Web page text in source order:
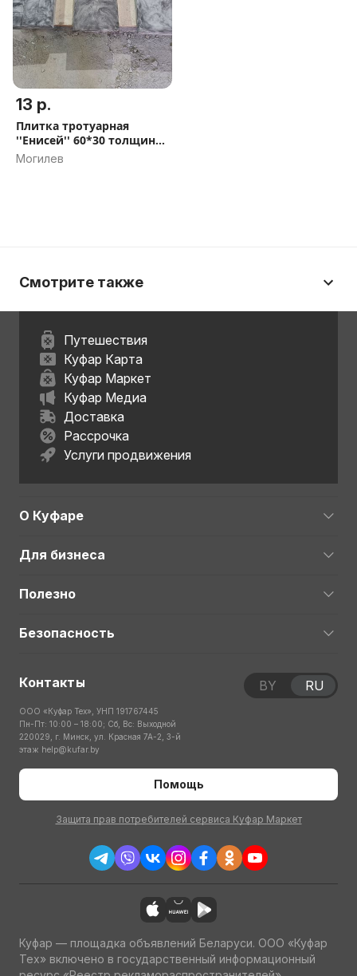
13 р.
Плитка тротуарная
''Енисей'' 60*30 толщина
6см
Могилев
Смотрите также
Путешествия
Куфар Карта
Куфар Маркет
Куфар Медиа
Доставка
Рассрочка
Услуги продвижения
О Куфаре
Для бизнеса
Полезно
Безопасность
Контакты
ООО «Куфар Тех», УНП 191767445
Пн-Пт: 10:00 – 18:00; Сб, Вс: Выходной
220029, г. Минск, ул. Красная 7А-2, 3-й
этаж help@kufar.by
Помощь
Защита прав потребителей сервиса Куфар Маркет
BY RU
Куфар — площадка объявлений Беларуси. ООО «Куфар
Тех» включено в государственный информационный